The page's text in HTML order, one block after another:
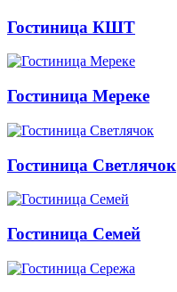
Гостиница КШТ
Гостиница Мереке
Гостиница Светлячок
Гостиница Семей